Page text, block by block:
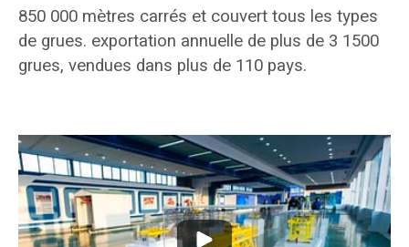
850 000 mètres carrés et couvert tous les types
de grues. exportation annuelle de plus de 3 1500
grues, vendues dans plus de 110 pays.